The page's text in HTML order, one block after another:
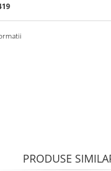
PRODUSE